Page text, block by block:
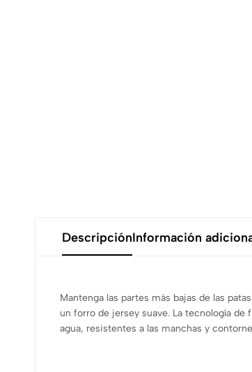
DescripciónInformación
Mantenga las partes más bajas de las
un forro de jersey suave. La tecnología de
agua, resistentes a las manchas y